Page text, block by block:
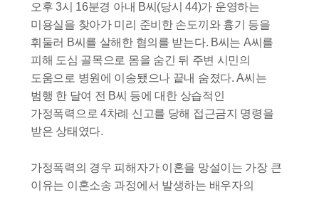
오후 3시 16분경 아내 B씨(당시 44)가 운영하는
미용실을 찾아가 미리 준비한 손도끼와 흉기 등을
휘둘러 B씨를 살해한 혐의를 받는다. B씨는 A씨를
피해 도심 골목으로 몸을 숨긴 뒤 주변 시민의
도움으로 병원에 이송됐으나 끝내 숨졌다. A씨는
범행 한 달여 전 B씨 등에 대한 상습적인
가정폭력으로 4차례 신고를 당해 접근금지 명령을
받은 상태였다.
가정폭력의 경우 피해자가 이혼을 망설이는 가장 큰
이유는 이혼소송 과정에서 발생하는 배우자의